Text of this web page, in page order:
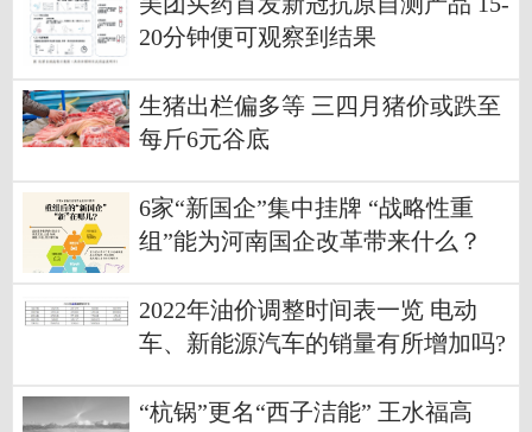
20分钟便可观察到结果
生猪出栏偏多等 三四月猪价或跌至
每斤6元谷底
6家“新国企”集中挂牌 “战略性重
组”能为河南国企改革带来什么？
2022年油价调整时间表一览 电动
车、新能源汽车的销量有所增加吗?
“杭锅”更名“西子洁能” 王水福高